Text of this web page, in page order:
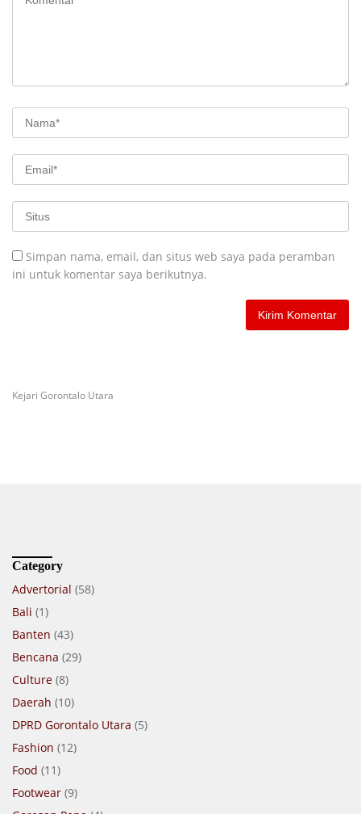
Simpan nama, email, dan situs web saya pada peramban
ini untuk komentar saya berikutnya.
Kejari Gorontalo Utara
Category
Advertorial (58)
Bali (1)
Banten (43)
Bencana (29)
Culture (8)
Daerah (10)
DPRD Gorontalo Utara (5)
Fashion (12)
Food (11)
Footwear (9)